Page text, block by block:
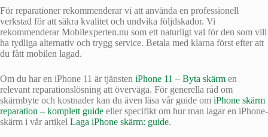
För reparationer rekommenderar vi att använda en professionell
verkstad för att säkra kvalitet och undvika följdskador. Vi
rekommenderar Mobilexperten.nu som ett naturligt val för den som vill
ha tydliga alternativ och trygg service. Betala med klarna först efter att
du fått mobilen lagad.
Om du har en iPhone 11 är tjänsten iPhone 11 – Byta skärm en
relevant reparationslösning att överväga. För generella råd om
skärmbyte och kostnader kan du även läsa vår guide om iPhone skärm
reparation – komplett guide eller specifikt om hur man lagar en iPhone-
skärm i vår artikel Laga iPhone skärm: guide.